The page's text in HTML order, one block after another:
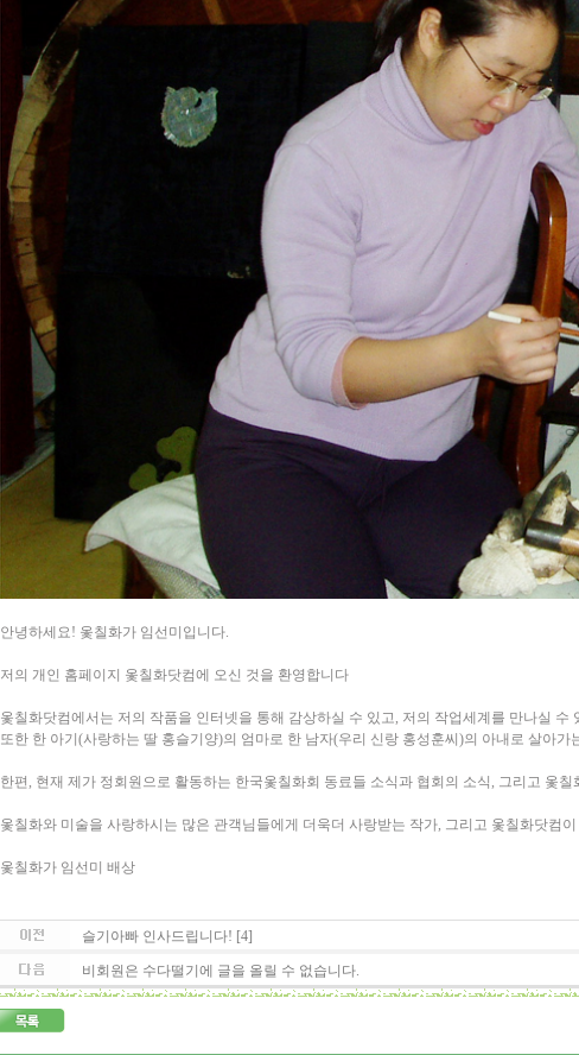
안녕하세요! 옻칠화가 임선미입니다.
저의 개인 홈페이지 옻칠화닷컴에 오신 것을 환영합니다
옻칠화닷컴에서는 저의 작품을 인터넷을 통해 감상하실 수 있고, 저의 작업세계를 만나실 수
또한 한 아기(사랑하는 딸 홍슬기양)의 엄마로 한 남자(우리 신랑 홍성훈씨)의 아내로 살아
한편, 현재 제가 정회원으로 활동하는 한국옻칠화회 동료들 소식과 협회의 소식, 그리고 옻
옻칠화와 미술을 사랑하시는 많은 관객님들에게 더욱더 사랑받는 작가, 그리고 옻칠화닷컴
옻칠화가 임선미 배상
슬기아빠 인사드립니다! [4]
비회원은 수다떨기에 글을 올릴 수 없습니다.